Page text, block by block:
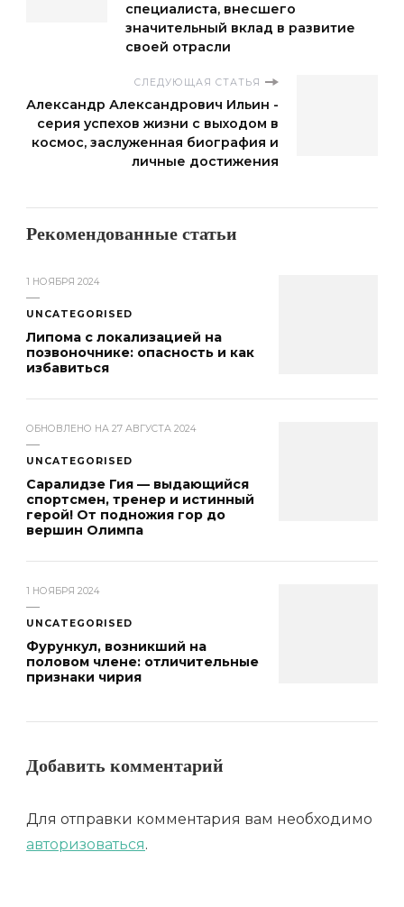
специалиста, внесшего
значительный вклад в развитие
своей отрасли
СЛЕДУЮЩАЯ СТАТЬЯ
Александр Александрович Ильин -
серия успехов жизни с выходом в
космос, заслуженная биография и
личные достижения
Рекомендованные статьи
1 НОЯБРЯ 2024
UNCATEGORISED
Липома с локализацией на
позвоночнике: опасность и как
избавиться
ОБНОВЛЕНО НА 27 АВГУСТА 2024
UNCATEGORISED
Саралидзе Гия — выдающийся
спортсмен, тренер и истинный
герой! От подножия гор до
вершин Олимпа
1 НОЯБРЯ 2024
UNCATEGORISED
Фурункул, возникший на
половом члене: отличительные
признаки чирия
Добавить комментарий
Для отправки комментария вам необходимо
авторизоваться.